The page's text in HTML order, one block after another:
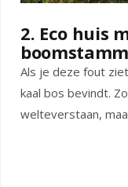
2. Eco huis
Als je deze fout
kaal bos bevindt.
welteverstaan,